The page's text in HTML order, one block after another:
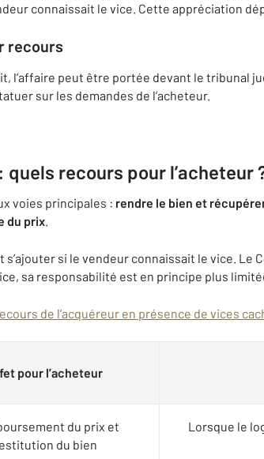
connaissait le vice. Cette appréciation
recours
l’affaire peut être portée devant le tribunal
sur les demandes de l’acheteur.
recours pour l’acheteur
voies principales : rendre le bien et
du prix.
s’ajouter si le vendeur connaissait le vice. Le
sa responsabilité est en principe plus
de l’acquéreur en présence de vices
pour l’acheteur
du prix et
du bien
Lorsque le